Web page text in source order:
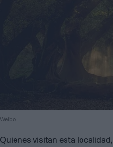
Weibo.
Quienes visitan esta